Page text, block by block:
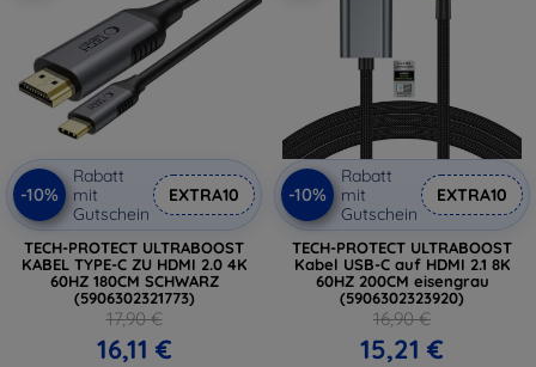
-10%
Rabatt
mit
Gutschein
EXTRA10
TECH-PROTECT ULTRABOOST
KABEL TYPE-C ZU HDMI 2.0 4K
60HZ 180CM SCHWARZ
(5906302321773)
17,90 €
16,11 €
-10%
Rabatt
mit
Gutschein
EXTRA10
TECH-PROTECT ULTRABOOST
Kabel USB-C auf HDMI 2.1 8K
60HZ 200CM eisengrau
(5906302323920)
16,90 €
15,21 €